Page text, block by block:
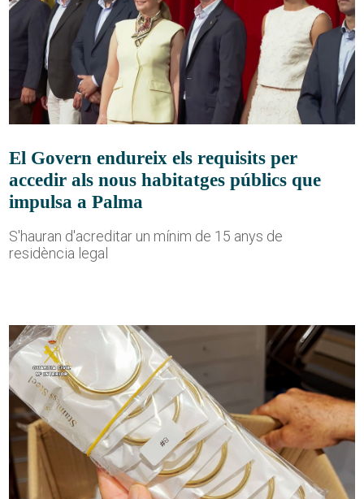
El Govern endureix els requisits per
accedir als nous habitatges públics que
impulsa a Palma
S'hauran d'acreditar un mínim de 15 anys de
residència legal